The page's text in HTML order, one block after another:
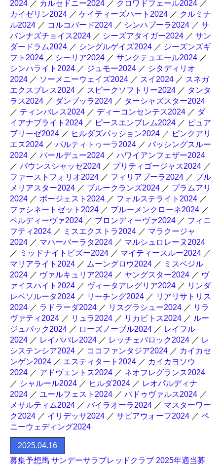
2024 ／ カルセドニー2024 ／ クロワドフェール2024 ／
カイゼリン2024 ／ ケイティーズハート2024 ／ クルミナ
ル2024 ／ コルコバード2024 ／ シンハプーラ2024 ／ サ
バンナズチョイス2024 ／ シーズアタイガー2024 ／ サン
ダードラム2024 ／ シングルゲイズ2024 ／ シーズンズギ
フト2024 ／ シーリア2024 ／ サンクテュエール2024 ／
シンハライト2024 ／ ジュモー2024 ／ シタディリオ
2024 ／ ソーメニーウェイズ2024 ／ スイ2024 ／ スネガ
エクスプレス2024 ／ スピークソフトリー2024 ／ タンタ
ラス2024 ／ ダンブッラ2024 ／ ターシャズスター2024
／ ティンバレス2024 ／ ディーコンセンテス2024 ／ ダ
イアナブライト2024 ／ ピースエンブレム2024 ／ ピュア
ブリーゼ2024 ／ ヒルダズパッション2024 ／ ピンクアリ
エス2024 ／ パルティトゥーラ2024 ／ パッシングスルー
2024 ／ パールデュー2024 ／ ハワイアンフェザー2024
／ バウンスシャッセ2024 ／ プリティゴージャス2024 ／
ファーストフォリオ2024 ／ フィリアプーラ2024 ／ プル
メリアスター2024 ／ ブルークランズ2024 ／ プラムアリ
2024 ／ ボージェスト2024 ／ フォルステライト2024 ／
ファシネートゼット2024 ／ ブルーメンクローネ2024 ／
ベルディーヴァ2024 ／ ブロンディーヴァ2024 ／ フィニ
フティ2024 ／ ミスエクストラ2024 ／ マラクージャ
2024 ／ マハーバーラタ2024 ／ マルシュロレーヌ2024
／ ミッドナイトビズー2024 ／ マイティースルー2024 ／
マリアライト2024 ／ ムーングロウ2024 ／ ミスベジル
2024 ／ ヴァルキュリア2024 ／ ヤングスター2024 ／ ヴ
ァイスハイト2024 ／ ヴィータアレグリア2024 ／ リンダ
レベソルータ2024 ／ リーチング2024 ／ リアリサトリス
2024 ／ ラドラーダ2024 ／ リスグラシュー2024 ／ リラ
ヴァティ2024 ／ リュラ2024 ／ リカビトス2024 ／ ルー
ジュバック2024 ／ ローズノーブル2024 ／ レイフル
2024 ／ レイパパレ2024 ／ レッチェバロック2024 ／ レ
システンシア2024 ／ ココファンタジア2024 ／ カイカセ
ンゲン2024 ／ エスティタート2024 ／ カイカヨソウ
2024 ／ アドヴェントス2024 ／ ネオフレグランス2024
／ シャルール2024 ／ ヒルダ2024 ／ レオパルディナ
2024 ／ ユールフェスト2024 ／ パドゥヴァルス2024 ／
メサルティム2024 ／ バイラオーラ2024 ／ マスターワー
ク2024 ／ イリデッサ2024 ／ サピアウォーフ2024 ／ ペ
ニーウェディング2024
2025.04.16
募集予想馬 サンデーサラブレッドクラブ 2025年適当募